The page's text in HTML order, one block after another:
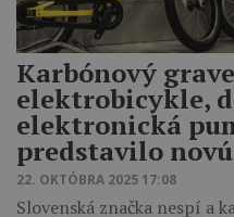
Karbónový
elektrobicykle,
elektronická
predstavilo
22. OKTÓBRA 2025 17:08
Slovenská značka nespí a